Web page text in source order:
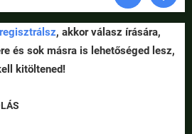
regisztrálsz, akkor válasz írására,
és sok másra is lehetőséged lesz,
kitöltened!